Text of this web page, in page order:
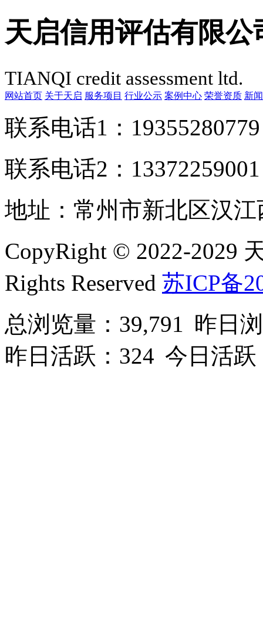
天启信用评估有限公
TIANQI credit assessment ltd.
网站首页 关于天启 服务项目 行业公示 案例中心 荣誉资质 新
联系电话1：
联系电话2：
地址：常州市新北区汉江
CopyRight © 2022-2029
Rights Reserved 苏ICP备
总浏览量：39,791 昨日
昨日活跃：324 今日活跃